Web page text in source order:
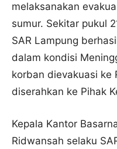
melaksanakan
sumur. Sekitar pukul
SAR Lampung
dalam kondisi
korban dievakuasi ke
diserahkan ke Pihak
Kepala Kantor
Ridwansah selaku